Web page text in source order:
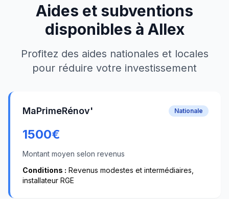
Aides et subventions
disponibles à Allex
Profitez des aides nationales et locales
pour réduire votre investissement
MaPrimeRénov' Nationale
1500€
Montant moyen selon revenus
Conditions : Revenus modestes et intermédiaires,
installateur RGE